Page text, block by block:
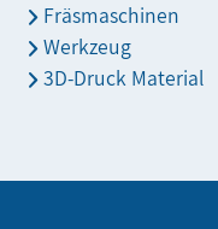
Fräsmaschinen
Werkzeug
3D-Druck Material